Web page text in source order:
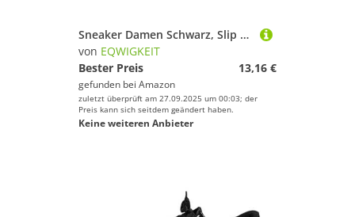
Sneaker Damen Schwarz, Slip On Bequem Mesh Gedämpft Air Schuhe Sportschuhe Leichte, Atmungsaktive Freizeitschuhe, Fitness Gym Laufschuhe Outdoor Plateau Trainingsschuhe
von EQWIGKEIT
Bester Preis
13,16 €
gefunden bei Amazon
zuletzt überprüft am 27.09.2025 um 00:03; der
Preis kann sich seitdem geändert haben.
Keine weiteren Anbieter